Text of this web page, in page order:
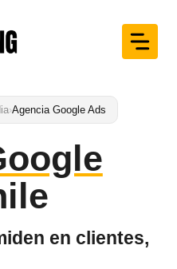
›Agencia Google Ads
en clientes,